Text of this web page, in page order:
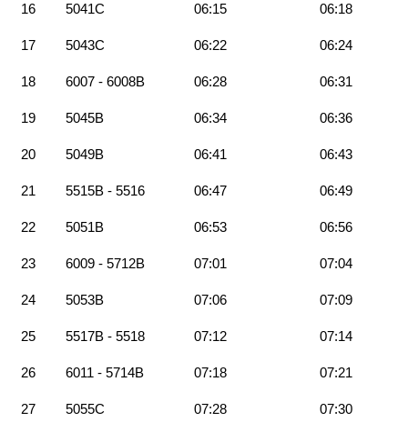
16 5041C 06:15 06:18
17 5043C 06:22 06:24
18 6007 - 6008B 06:28 06:31
19 5045B 06:34 06:36
20 5049B 06:41 06:43
21 5515B - 5516 06:47 06:49
22 5051B 06:53 06:56
23 6009 - 5712B 07:01 07:04
24 5053B 07:06 07:09
25 5517B - 5518 07:12 07:14
26 6011 - 5714B 07:18 07:21
27 5055C 07:28 07:30